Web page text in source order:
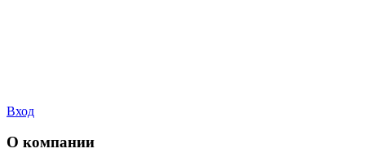
Вход
О компании